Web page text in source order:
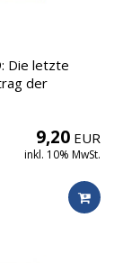
Die letzte
der
9,20 EUR
inkl. 10% MwSt.